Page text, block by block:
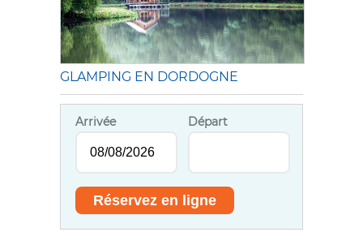
GLAMPING EN DORDOGNE
Arrivée Départ